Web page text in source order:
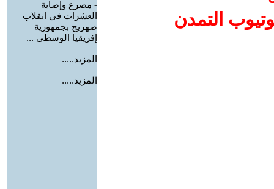
التمدن
- مصرع وإصابة
العشرات في انقلاب
صهريج بجمهورية
إفريقيا الوسطى ...
المزيد.....
المزيد.....